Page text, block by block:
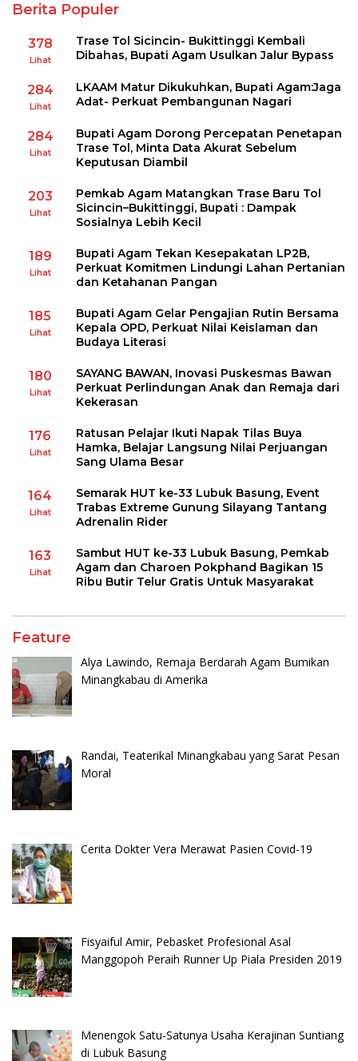
Berita Populer
378
Lihat
Trase Tol Sicincin- Bukittinggi Kembali
Dibahas, Bupati Agam Usulkan Jalur Bypass
284
Lihat
LKAAM Matur Dikukuhkan, Bupati Agam:Jaga
Adat- Perkuat Pembangunan Nagari
284
Lihat
Bupati Agam Dorong Percepatan Penetapan
Trase Tol, Minta Data Akurat Sebelum
Keputusan Diambil
203
Lihat
Pemkab Agam Matangkan Trase Baru Tol
Sicincin–Bukittinggi, Bupati : Dampak
Sosialnya Lebih Kecil
189
Lihat
Bupati Agam Tekan Kesepakatan LP2B,
Perkuat Komitmen Lindungi Lahan Pertanian
dan Ketahanan Pangan
185
Lihat
Bupati Agam Gelar Pengajian Rutin Bersama
Kepala OPD, Perkuat Nilai Keislaman dan
Budaya Literasi
180
Lihat
SAYANG BAWAN, Inovasi Puskesmas Bawan
Perkuat Perlindungan Anak dan Remaja dari
Kekerasan
176
Lihat
Ratusan Pelajar Ikuti Napak Tilas Buya
Hamka, Belajar Langsung Nilai Perjuangan
Sang Ulama Besar
164
Lihat
Semarak HUT ke-33 Lubuk Basung, Event
Trabas Extreme Gunung Silayang Tantang
Adrenalin Rider
163
Lihat
Sambut HUT ke-33 Lubuk Basung, Pemkab
Agam dan Charoen Pokphand Bagikan 15
Ribu Butir Telur Gratis Untuk Masyarakat
Feature
Alya Lawindo, Remaja Berdarah Agam Bumikan
Minangkabau di Amerika
Randai, Teaterikal Minangkabau yang Sarat Pesan
Moral
Cerita Dokter Vera Merawat Pasien Covid-19
Fisyaiful Amir, Pebasket Profesional Asal
Manggopoh Peraih Runner Up Piala Presiden 2019
Menengok Satu-Satunya Usaha Kerajinan Suntiang
di Lubuk Basung